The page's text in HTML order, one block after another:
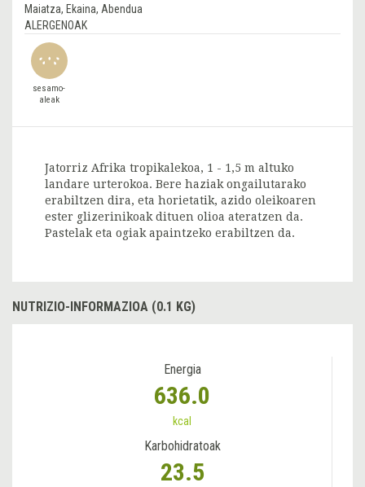
Maiatza, Ekaina, Abendua
ALERGENOAK
sesamo-
aleak
Jatorriz Afrika tropikalekoa, 1 - 1,5 m altuko
landare urterokoa. Bere haziak ongailutarako
erabiltzen dira, eta horietatik, azido oleikoaren
ester glizerinikoak dituen olioa ateratzen da.
Pastelak eta ogiak apaintzeko erabiltzen da.
NUTRIZIO-INFORMAZIOA (0.1 KG)
Energia
636.0
kcal
Karbohidratoak
23.5